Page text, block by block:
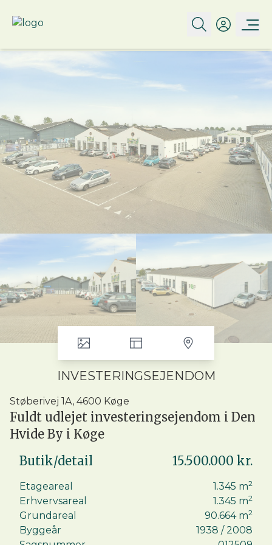
INVESTERINGSEJENDOM
Støberivej 1A, 4600 Køge
Fuldt udlejet investeringsejendom i Den
Hvide By i Køge
I den nordlige ende af Køge Kommune, tæt på
centrum, finder man ”Den Hvide By”.
Området er den oprindelige ”Codan Gummi Fabrik”
og fordeler sig over et område på 285.000 m2. I dag
fremstår de gamle hvidkalkede fabriksbygninger -
Butik/detail 15.500.000 kr.
Etageareal 1.345 m2
Erhvervsareal 1.345 m2
Grundareal 90.664 m2
Byggeår 1938 / 2008